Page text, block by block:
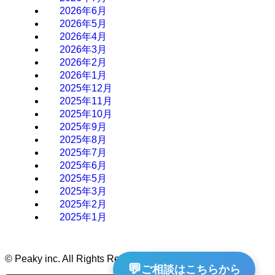
2026年6月
2026年5月
2026年4月
2026年3月
2026年2月
2026年1月
2025年12月
2025年11月
2025年10月
2025年9月
2025年8月
2025年7月
2025年6月
2025年5月
2025年3月
2025年2月
2025年1月
💬ご相談はこちらから
© Peaky inc. All Rights Reserved.